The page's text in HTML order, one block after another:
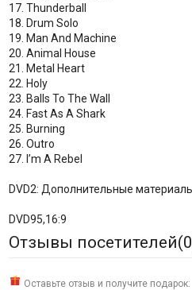
17. Thunderball
18. Drum Solo
19. Man And Machine
20. Animal House
21. Metal Heart
22. Holy
23. Balls To The Wall
24. Fast As A Shark
25. Burning
26. Outro
27. I’m A Rebel
DVD2: Дополнительные
DVD95,16:9
Отзывы посетителей(0
Оставьте отзыв и получите подарок: